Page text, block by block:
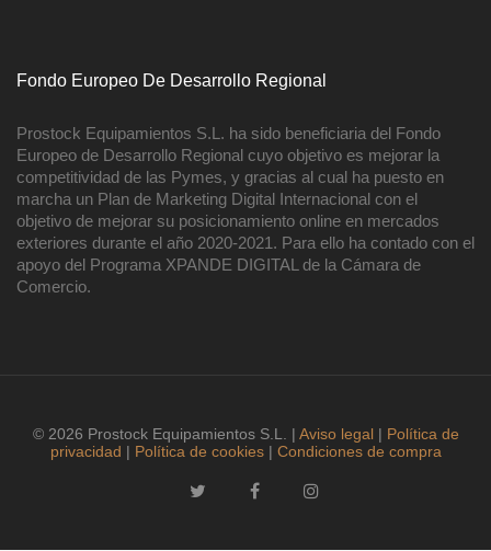
Fondo Europeo De Desarrollo Regional
Prostock Equipamientos S.L. ha sido beneficiaria del Fondo
Europeo de Desarrollo Regional cuyo objetivo es mejorar la
competitividad de las Pymes, y gracias al cual ha puesto en
marcha un Plan de Marketing Digital Internacional con el
objetivo de mejorar su posicionamiento online en mercados
exteriores durante el año 2020-2021. Para ello ha contado con el
apoyo del Programa XPANDE DIGITAL de la Cámara de
Comercio.
© 2026 Prostock Equipamientos S.L. | Aviso legal| Política de
privacidad | Política de cookies| Condiciones de compra